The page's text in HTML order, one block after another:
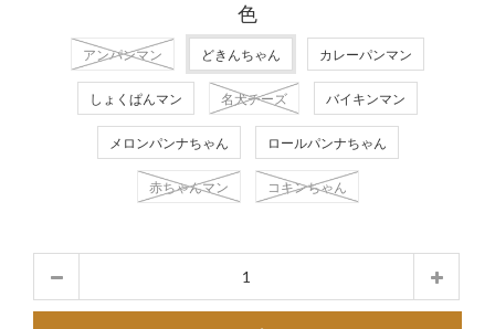
色
アンパンマン どきんちゃん カレーパンマン
しょくぱんマン 名犬チーズ バイキンマン
メロンパンナちゃん ロールパンナちゃん
赤ちゃんマン コキンちゃん
数
量